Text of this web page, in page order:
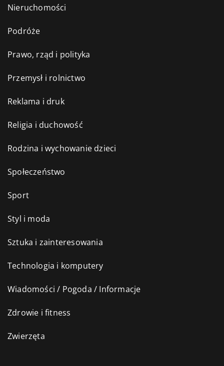
Nieruchomości
Podróże
Prawo, rząd i polityka
Przemysł i rolnictwo
Reklama i druk
Religia i duchowość
Rodzina i wychowanie dzieci
Społeczeństwo
Sport
Styl i moda
Sztuka i zainteresowania
Technologia i komputery
Wiadomości / Pogoda / Informacje
Zdrowie i fitness
Zwierzęta